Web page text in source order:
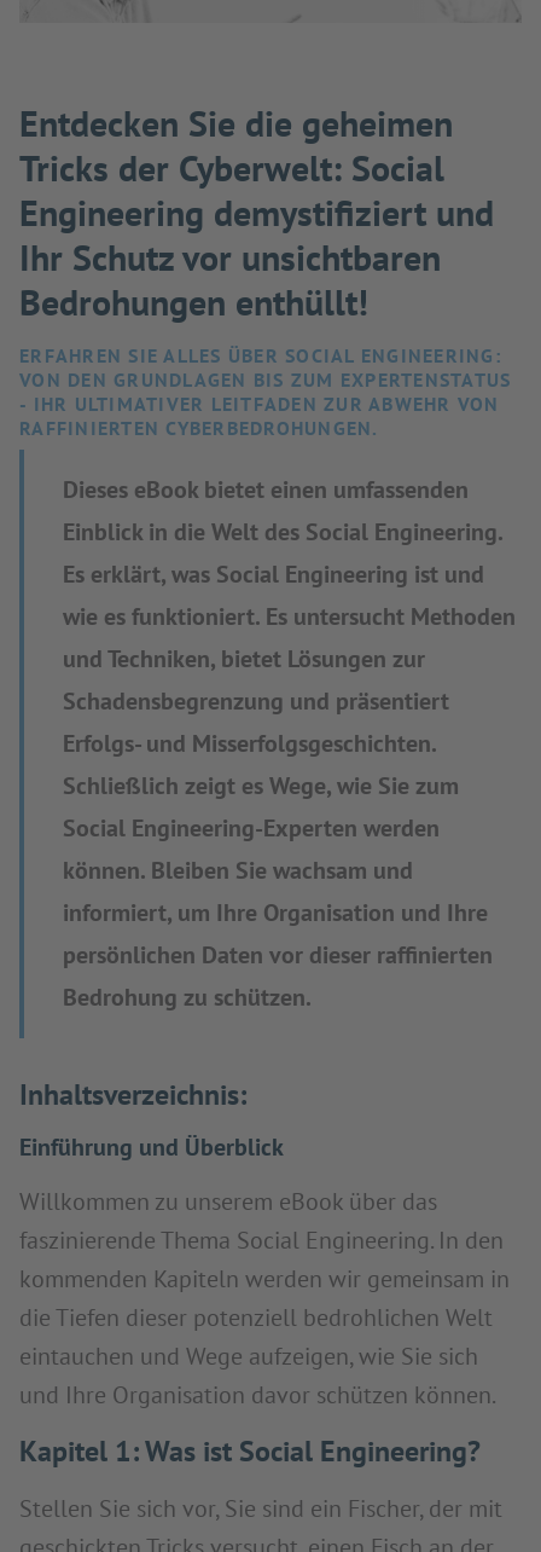
Entdecken Sie die geheimen
Tricks der Cyberwelt: Social
Engineering demystifiziert und
Ihr Schutz vor unsichtbaren
Bedrohungen enthüllt!
ERFAHREN SIE ALLES ÜBER SOCIAL ENGINEERING:
VON DEN GRUNDLAGEN BIS ZUM EXPERTENSTATUS
- IHR ULTIMATIVER LEITFADEN ZUR ABWEHR VON
RAFFINIERTEN CYBERBEDROHUNGEN.
Dieses eBook bietet einen umfassenden
Einblick in die Welt des Social Engineering.
Es erklärt, was Social Engineering ist und
wie es funktioniert. Es untersucht Methoden
und Techniken, bietet Lösungen zur
Schadensbegrenzung und präsentiert
Erfolgs- und Misserfolgsgeschichten.
Schließlich zeigt es Wege, wie Sie zum
Social Engineering-Experten werden
können. Bleiben Sie wachsam und
informiert, um Ihre Organisation und Ihre
persönlichen Daten vor dieser raffinierten
Bedrohung zu schützen.
Inhaltsverzeichnis:
Einführung und Überblick
Willkommen zu unserem eBook über das
faszinierende Thema Social Engineering. In den
kommenden Kapiteln werden wir gemeinsam in
die Tiefen dieser potenziell bedrohlichen Welt
eintauchen und Wege aufzeigen, wie Sie sich
und Ihre Organisation davor schützen können.
Kapitel 1: Was ist Social Engineering?
Stellen Sie sich vor, Sie sind ein Fischer, der mit